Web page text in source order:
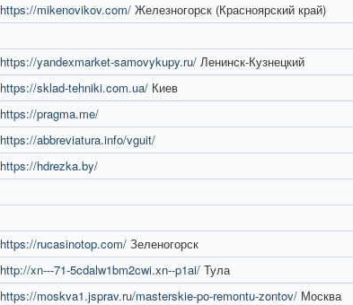
https://mikenovikov.com/ Железногорск (Красноярский край)
https://yandexmarket-samovykupy.ru/ Ленинск-Кузнецкий
https://sklad-tehniki.com.ua/ Киев
https://pragma.me/
https://abbreviatura.info/vguit/
https://hdrezka.by/
https://rucasinotop.com/ Зеленогорск
http://xn---71-5cdalw1bm2cwi.xn--p1ai/ Тула
https://moskva1.jsprav.ru/masterskie-po-remontu-zontov/ Москва